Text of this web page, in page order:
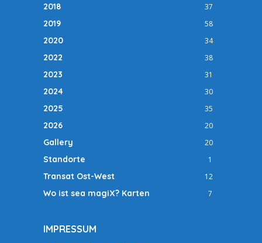
2018 37
2019 58
2020 34
2022 38
2023 31
2024 30
2025 35
2026 20
Gallery 20
Standorte 1
Transat Ost-West 12
Wo ist sea magiX? Karten 7
IMPRESSUM